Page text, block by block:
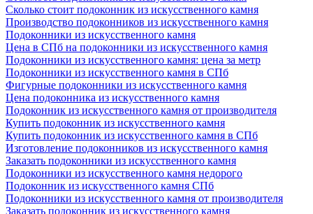
Сколько стоит подоконник из искусственного камня
Производство подоконников из искусственного камня
Подоконники из искусственного камня
Цена в СПб на подоконники из искусственного камня
Подоконники из искусственного камня: цена за метр
Подоконники из искусственного камня в СПб
Фигурные подоконники из искусственного камня
Цена подоконника из искусственного камня
Подоконник из искусственного камня от производителя
Купить подоконник из искусственного камня
Купить подоконник из искусственного камня в СПб
Изготовление подоконников из искусственного камня
Заказать подоконники из искусственного камня
Подоконники из искусственного камня недорого
Подоконник из искусственного камня СПб
Подоконники из искусственного камня от производителя
Заказать подоконник из искусственного камня